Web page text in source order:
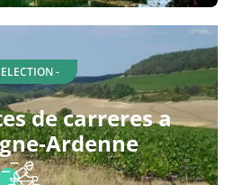
-
de carreres a
Ardenne